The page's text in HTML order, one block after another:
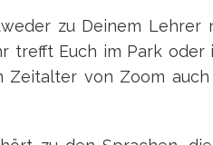
zu Deinem Lehrer
trefft Euch im Park
Zeitalter von Zoom